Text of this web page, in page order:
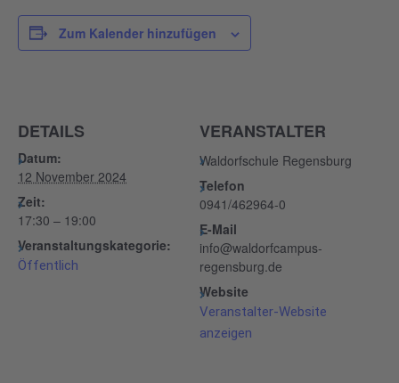
DETAILS
Datum:
12 November 2024
Zeit:
17:30 – 19:00
Veranstaltungskategorie:
Öffentlich
VERANSTALTER
Waldorfschule Regensburg
Telefon
0941/462964-0
E-Mail
info@waldorfcampus-
regensburg.de
Website
Veranstalter-Website
anzeigen
Zum Kalender hinzufügen